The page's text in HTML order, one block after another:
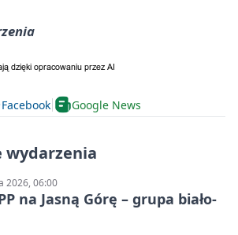
Facebook Google News
wydarzenia
2026, 06:00
na Jasną Górę – grupa biało-